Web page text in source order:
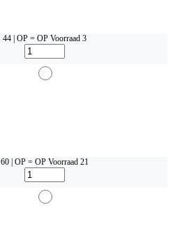
44 | OP = OP Voorraad 3
60 | OP = OP Voorraad 21